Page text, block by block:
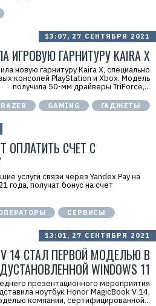
13:07, 27 СЕНТЯБРЯ 2021
ИГРОВУЮ ГАРНИТУРУ KAIRA X
новую гарнитуру Kaira X, специально
консолей PlayStation и Xbox. Модель
получила 50-мм драйверы TriForce,...
RAZER GAMING ГАДЖЕТЫ
ОПЛАТИТЬ СЧЕТ С
услуги связи через Yandex Pay на
года, получат бонус на счет
СЕРВИСЫ
13:01, 27 СЕНТЯБРЯ 2021
V 14 СТАЛ ПЕРВОЙ МОДЕЛЬЮ В
WINDOWS 11
презентационного мероприятия
ноутбук Honor MagicBook V 14,
компании, сертифицированной...
7
1
4
1
8
6
8
0
4